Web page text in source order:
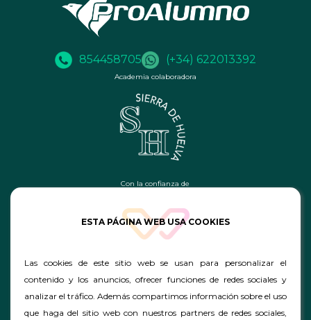
ESTA PÁGINA WEB USA COOKIES
Las cookies de este sitio web se usan para personalizar el
contenido y los anuncios, ofrecer funciones de redes sociales y
analizar el tráfico. Además compartimos información sobre el uso
que haga del sitio web con nuestros partners de redes sociales,
854458705 (+34) 622013392
Academia colaboradora
Con la confianza de